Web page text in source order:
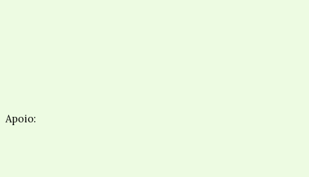
Apoio: